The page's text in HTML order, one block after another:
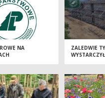
NA
ZALEDWIE